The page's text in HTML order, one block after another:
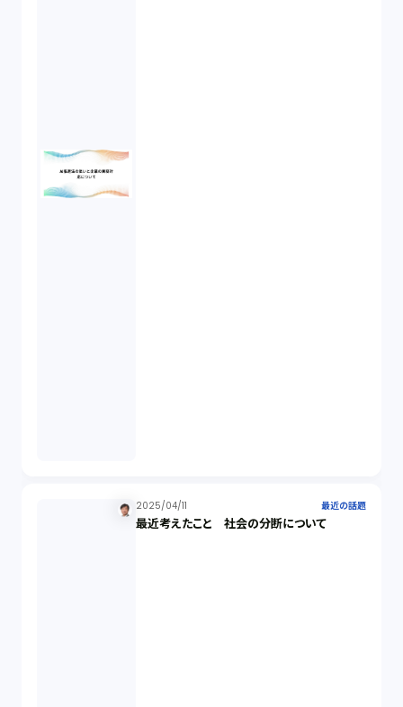
2025/04/11 最近の話題
最近考えたこと 社会の分断について